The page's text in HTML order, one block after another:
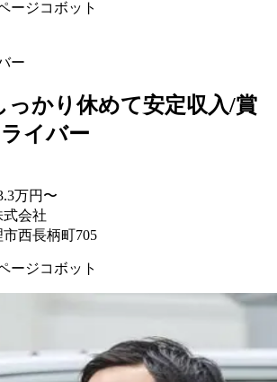
ージコボット
ー
っかり休めて安定収入/賞
イバー
万円〜
会社
西長柄町705
ージコボット